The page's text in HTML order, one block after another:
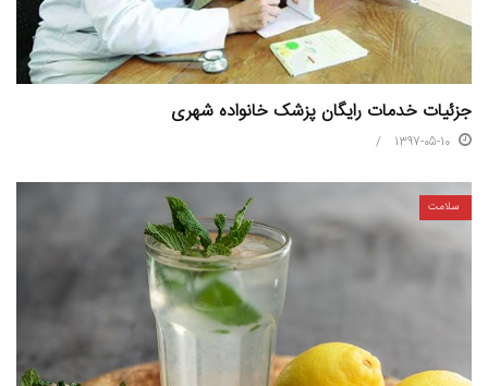
جزئیات خدمات رایگان پزشک خانواده شهری
1397-05-10
سلامت